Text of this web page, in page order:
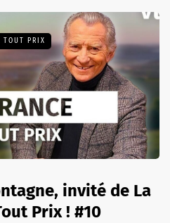
TOUT PRIX
invité de La
Prix ! #10